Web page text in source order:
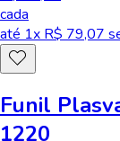
cada
até 1x R$ 79,07
Funil
1220